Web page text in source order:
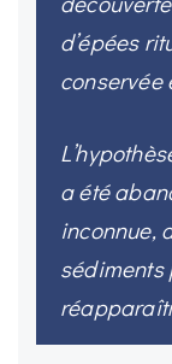
d’épées
conservée
a été
inconnue,
sédiments